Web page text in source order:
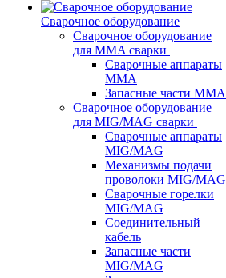
Сварочное оборудование
Сварочное оборудование
для MMA сварки
Сварочные аппараты
MMA
Запасные части MMA
Сварочное оборудование
для MIG/MAG сварки
Сварочные аппараты
MIG/MAG
Механизмы подачи
проволоки MIG/MAG
Сварочные горелки
MIG/MAG
Соединительный
кабель
Запасные части
MIG/MAG